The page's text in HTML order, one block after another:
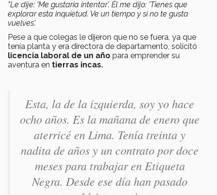
"Le dije: 'Me gustaría intentar'. Él me dijo: 'Tienes que
explorar esta inquietud. Ve un tiempo y si no te gusta
vuelves'.
Pese a que colegas le dijeron que no se fuera, ya que
tenía planta y era directora de departamento, solicitó
licencia laboral de un año para emprender su
aventura en tierras incas.
Esta, la de la izquierda, soy yo hace
ocho años. Es la mañana de enero que
aterricé en Lima. Tenía treinta y
nadita de años y un contrato por doce
meses para trabajar en Etiqueta
Negra. Desde ese día han pasado